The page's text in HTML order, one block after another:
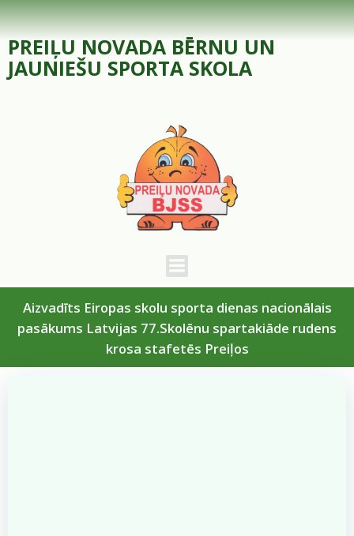
Skip
to
content
PREIĻU NOVADA BĒRNU UN
JAUNIEŠU SPORTA SKOLA
Aizvadīts Eiropas skolu sporta dienas nacionālais
pasākums Latvijas 77.Skolēnu spartakiāde rudens
krosa stafetēs Preiļos